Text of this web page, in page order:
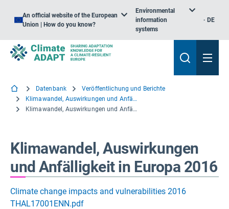
An official website of the European
Union | How do you know?
Environmental
information
systems
DE
Datenbank
Veröffentlichung und Berichte
Klimawandel, Auswirkungen und Anfälligkeit in Europa 2016
Klimawandel, Auswirkungen und Anfälligkeit in Europa 2016
Klimawandel, Auswirkungen
und Anfälligkeit in Europa 2016
Climate change impacts and vulnerabilities 2016
THAL17001ENN.pdf